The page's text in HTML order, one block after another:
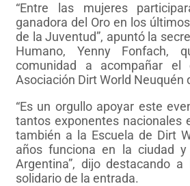
“Entre las mujeres
ganadora del Oro en los
de la Juventud”, apuntó la
Humano, Yenny Fonfach,
comunidad a acompañar
Asociación Dirt World Neuquén
“Es un orgullo apoyar este
tantos exponentes nacionales
también a la Escuela de Dirt
años funciona en la ciudad
Argentina”, dijo destacando
solidario de la entrada.